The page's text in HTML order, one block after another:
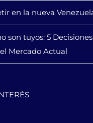
en la nueva
son tuyos: 5
Mercado Actual